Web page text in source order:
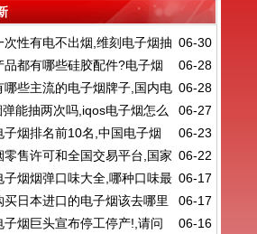
06-30
次性有电不出烟,维刻电子烟抽
烟
06-28
品都有哪些硅胶配件?电子烟
06-28
哪些主流的电子烟牌子,国内电
名前10名
06-27
弹能抽两次吗,iqos电子烟怎么
06-23
子烟排名前10名,中国电子烟
共有哪些?
06-22
零售许可和全国交易平台,国家
子烟交易平台里面的价格
06-17
子烟烟弹口味大全,哪种口味最
06-17
买日本进口的电子烟该去哪里
怎么购买
06-16
子烟巨头宣布停工停产!,请问